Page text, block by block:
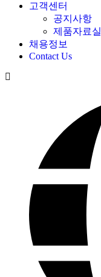
고객센터
공지사항
제품자료실
채용정보
Contact Us